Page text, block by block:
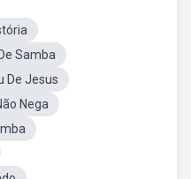
Samba
De Jesus
Nega